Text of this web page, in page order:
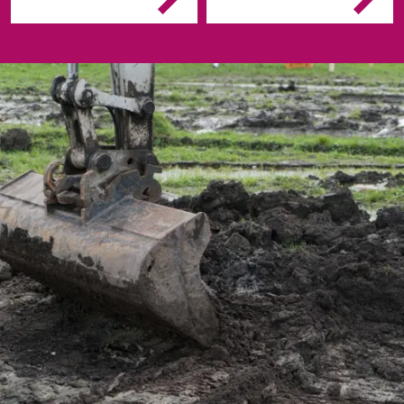
agrarische bedrijven of
loon- en
Je maakt de machine
machine (van een
vrachtwagen) naar de
werkplek
Je graaft en verplaatst
grond
Als er iets met de
machine is, dan kan
je storingen verhelpen
en reparaties
uitvoeren.